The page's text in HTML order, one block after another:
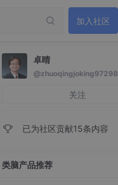
加入社区
卓晴
@zhuoqingjoking97298
关注
已为社区贡献15条内容
类脑产品推荐